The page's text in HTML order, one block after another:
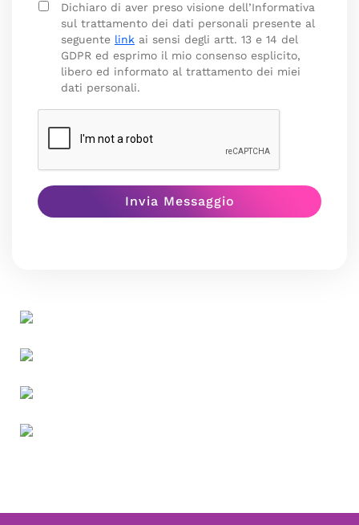
Dichiaro di aver preso visione dell’Informativa
sul trattamento dei dati personali presente al
seguente link ai sensi degli artt. 13 e 14 del
GDPR ed esprimo il mio consenso esplicito,
libero ed informato al trattamento dei miei
dati personali.